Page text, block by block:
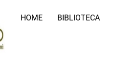
HOME BIBLIOTECA